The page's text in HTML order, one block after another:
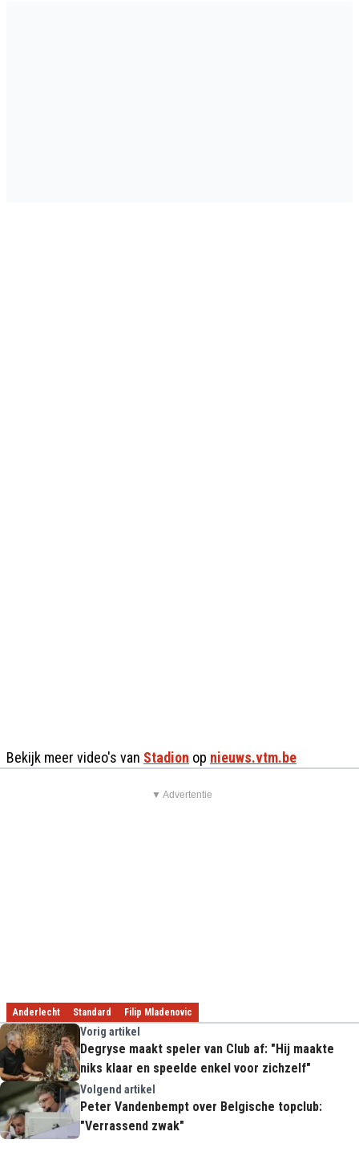
Bekijk meer video's van Stadion op nieuws.vtm.be
▼ Advertentie
Anderlecht Standard Filip Mladenovic
Vorig artikel
Degryse maakt speler van Club af: "Hij maakte
niks klaar en speelde enkel voor zichzelf"
Volgend artikel
Peter Vandenbempt over Belgische topclub:
"Verrassend zwak"